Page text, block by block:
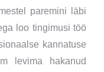
paremini läbi
loo tingimusi töö
kannatuse
levima hakanud